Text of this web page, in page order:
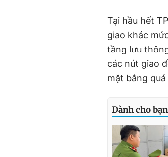
Tại hầu hết
giao khác
tầng lưu
các nút giao
mặt bằng